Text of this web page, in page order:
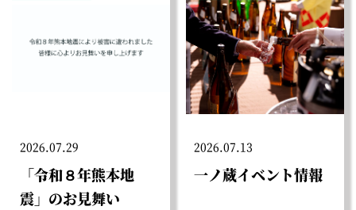
2026.07.29
「令和８年熊本地
震」のお見舞い
2026.07.13
一ノ蔵イベント情報